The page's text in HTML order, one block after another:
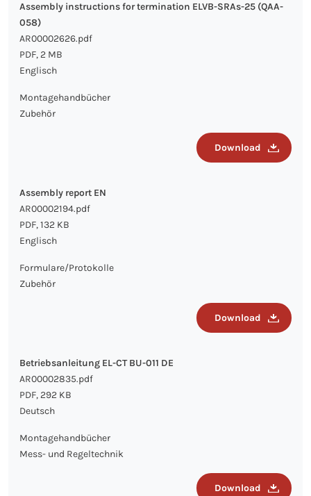
Assembly instructions for termination ELVB-SRAs-25 (QAA-
058)
AR00002626.pdf
PDF, 2 MB
Englisch
Montagehandbücher
Zubehör
Download
Assembly report EN
AR00002194.pdf
PDF, 132 KB
Englisch
Formulare/Protokolle
Zubehör
Download
Betriebsanleitung EL-CT BU-011 DE
AR00002835.pdf
PDF, 292 KB
Deutsch
Montagehandbücher
Mess- und Regeltechnik
Download